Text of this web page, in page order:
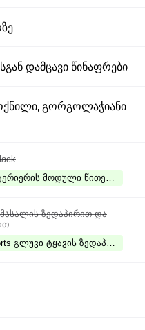
დამცავი წინაფრები
გორგოლაჭიანი
მოდული წითელი
მასალის ზედაპირით და
გლუვი ტყავის ზედაპირით